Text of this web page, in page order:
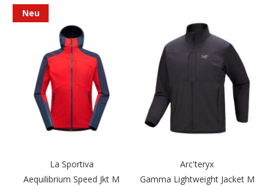
Neu
La Sportiva
Aequilibrium Speed Jkt M
Arc'teryx
Gamma Lightweight Jacket M